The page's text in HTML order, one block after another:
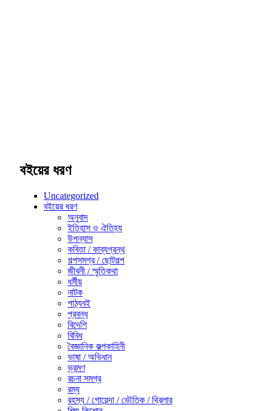
বইয়ের ধরণ
Uncategorized
বইয়ের ধরণ
অনুবাদ
ইতিহাস ও ঐতিহ্য
উপন্যাস
কবিতা / কাব্যগ্রন্থ
গল্পসমগ্র / ছোটগল্প
জীবনী / স্মৃতিকথা
ধর্মীয়
নাটক
পাঠ্যবই
প্রবন্ধ
বিদেশি
বিবিধ
বৈজ্ঞানিক কল্পকাহিনী
ভাষা / অভিধান
ভ্রমণ
রচনা সমগ্র
রম্য
রহস্য / গোয়েন্দা / ভৌতিক / থ্রিলার